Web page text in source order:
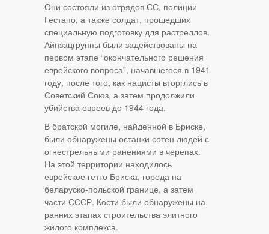
Они состояли из отрядов СС, полиции
Гестапо, а также солдат, прошедших
специальную подготовку для растреллов.
Айнзацгруппы были задействованы на
первом этапе “окончательного решения
еврейского вопроса”, начавшегося в 1941
году, после того, как нацисты вторглись в
Советский Союз, а затем продолжили
убийства евреев до 1944 года.
В братской могиле, найденной в Бриске,
были обнаружены останки сотен людей с
огнестрельными ранениями в черепах.
На этой территории находилось
еврейское гетто Бриска, города на
беларуско-польской границе, а затем
части СССР. Кости были обнаружены на
ранних этапах строительства элитного
жилого комплекса.